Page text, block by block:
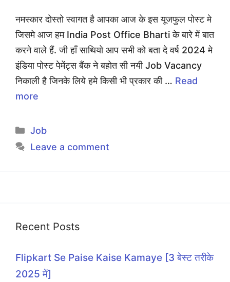
नमस्कार दोस्तो स्वागत है आपका आज के इस यूजफुल पोस्ट मे
जिसमे आज हम India Post Office Bharti के बारे में बात
करने वाले हैं. जी हाँ साथियो आप सभी को बता दे वर्ष 2024 मे
इंडिया पोस्ट पेमेंट्स बैंक ने बहोत सी नयी Job Vacancy
निकाली है जिनके लिये हमे किसी भी प्रकार की … Read
more
Categories
Job
Leave a comment
Recent Posts
Flipkart Se Paise Kaise Kamaye [3 बेस्ट तरीके
2025 में]